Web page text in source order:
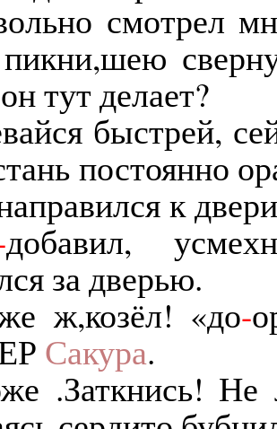
смотрел
тут делает?
быстрей,
постоянно
к
добавил,
за дверью.
ж,козёл! «до-
Сакура.
.Заткнись!